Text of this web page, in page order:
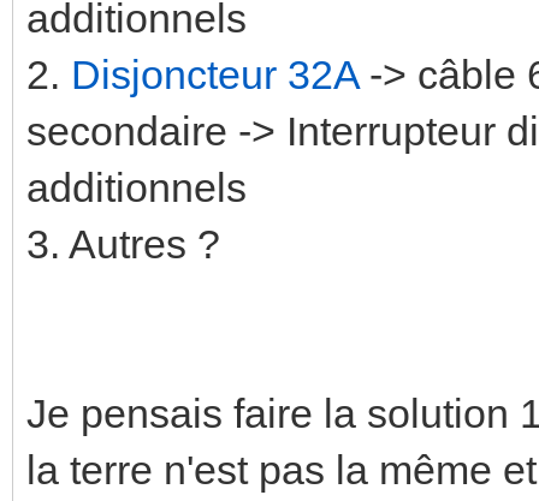
additionnels
2. Disjoncteur 32A-> câble
secondaire -> Interrupteur
additionnels
3. Autres ?
Je pensais faire la solution
la terre n'est pas la même